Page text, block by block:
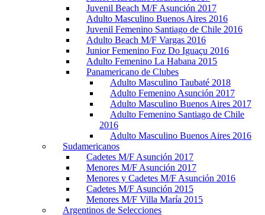
Juvenil Beach M/F Asunción 2017
Adulto Masculino Buenos Aires 2016
Juvenil Femenino Santiago de Chile 2016
Adulto Beach M/F Vargas 2016
Junior Femenino Foz Do Iguaçu 2016
Adulto Femenino La Habana 2015
Panamericano de Clubes
Adulto Masculino Taubaté 2018
Adulto Femenino Asunción 2017
Adulto Masculino Buenos Aires 2017
Adulto Femenino Santiago de Chile
2016
Adulto Masculino Buenos Aires 2016
Sudamericanos
Cadetes M/F Asunción 2017
Menores M/F Asunción 2017
Menores y Cadetes M/F Asunción 2016
Cadetes M/F Asunción 2015
Menores M/F Villa María 2015
Argentinos de Selecciones